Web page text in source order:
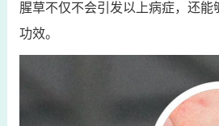
腥草不仅不会引发以上病症，还能
功效。